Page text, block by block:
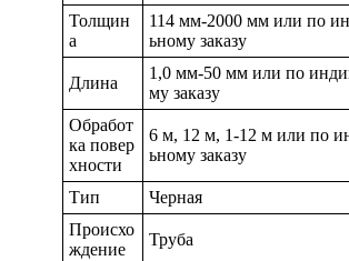
Толщин
а
114 мм-2000 мм или по
ьному заказу
Длина
1,0 мм-50 мм или по
му заказу
Обработ
ка повер
хности
6 м, 12 м, 1-12 м или по
ьному заказу
Тип
Черная
Происхо
ждение
Труба